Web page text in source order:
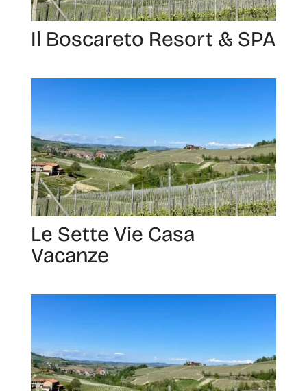
Il Boscareto Resort & SPA
Le Sette Vie Casa
Vacanze